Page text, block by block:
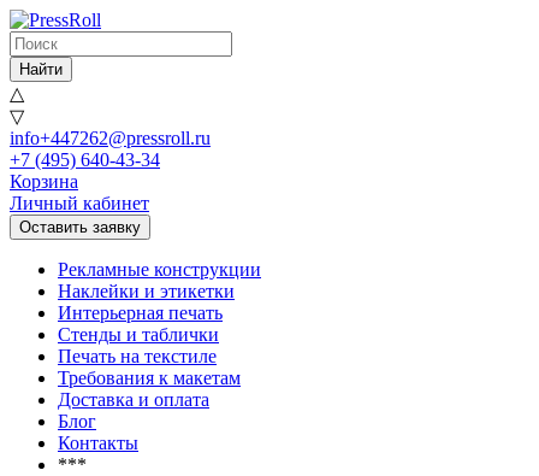
Найти
△
▽
info+447262@pressroll.ru
+7 (495) 640-43-34
Корзина
Личный кабинет
Оставить заявку
Рекламные конструкции
Наклейки и этикетки
Интерьерная печать
Стенды и таблички
Печать на текстиле
Требования к макетам
Доставка и оплата
Блог
Контакты
***